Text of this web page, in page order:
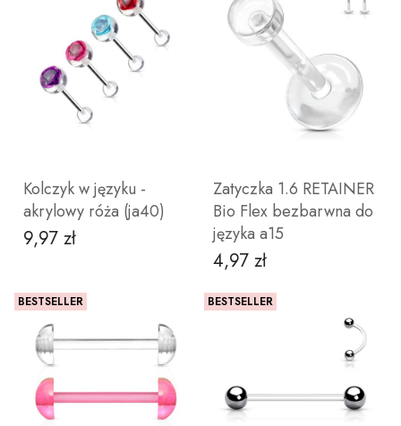
ZOBACZ PRODUKT
12 14
wybieram
ZOBACZ PRODUKT
Kolczyk w języku -
akrylowy róża (ja40)
Cena
9,97 zł
Zatyczka 1.6 RETAINER
Bio Flex bezbarwna do
języka a15
Cena
4,97 zł
BESTSELLER BESTSELLER